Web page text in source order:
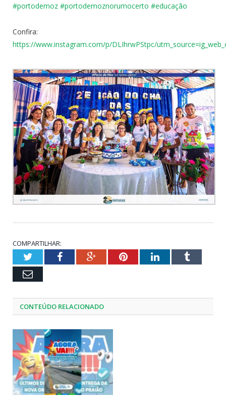
#portodemoz #portodemoznorumocerto #educação
Confira:
https://www.instagram.com/p/DLIhrwPStpc/
COMPARTILHAR:
TwitterFacebookGoogle+PinterestLinkedInTumblr
Email
CONTEÚDO RELACIONADO